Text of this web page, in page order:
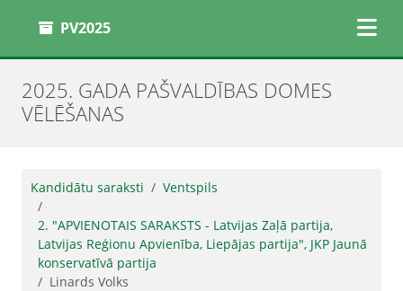
PV2025
2025. GADA PAŠVALDĪBAS DOMES
VĒLĒŠANAS
Kandidātu saraksti Ventspils
2. "APVIENOTAIS SARAKSTS - Latvijas Zaļā partija,
Latvijas Reģionu Apvienība, Liepājas partija", JKP Jaunā
konservatīvā partija
Linards Volks